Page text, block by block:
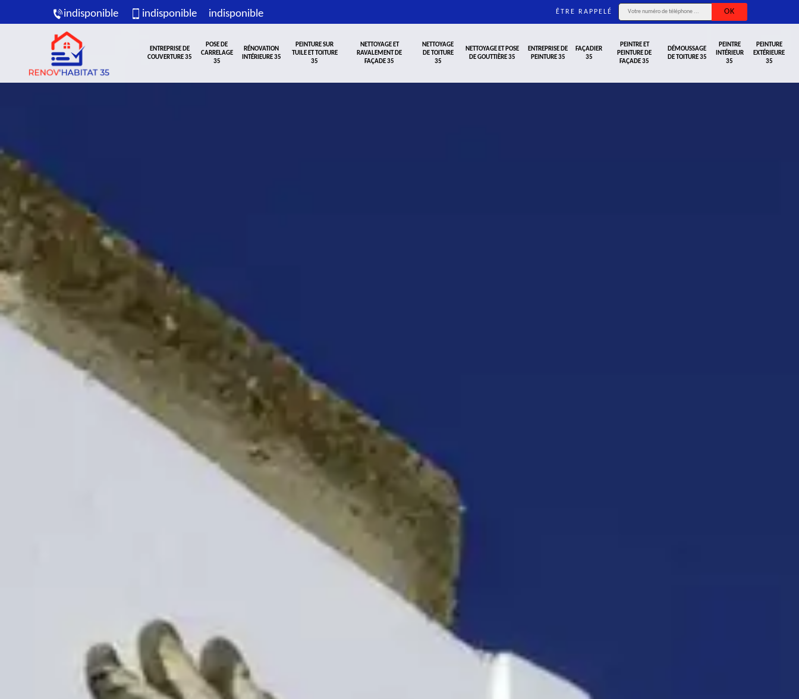
indisponible indisponible indisponible ÊTRE RAPPELÉ
ENTREPRISE DE
COUVERTURE 35
POSE DE
CARRELAGE
35
RÉNOVATION
INTÉRIEURE 35
PEINTURE SUR
TUILE ET TOITURE
35
NETTOYAGE ET
RAVALEMENT DE
FAÇADE 35
NETTOYAGE
DE TOITURE
35
NETTOYAGE ET POSE
DE GOUTTIÈRE 35
ENTREPRISE DE
PEINTURE 35
FAÇADIER
35
PEINTRE ET
PEINTURE DE
FAÇADE 35
DÉMOUSSAGE
DE TOITURE 35
PEINTRE
INTÉRIEUR
35
PEINTURE
EXTÉRIEURE
35